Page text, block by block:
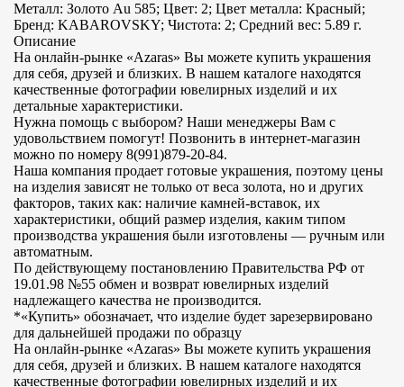
Металл: Золото Au 585; Цвет: 2; Цвет металла: Красный;
Бренд: KABAROVSKY; Чистота: 2; Средний вес: 5.89 г.
Описание
На онлайн-рынке «Azaras» Вы можете купить украшения
для себя, друзей и близких. В нашем каталоге находятся
качественные фотографии ювелирных изделий и их
детальные характеристики.
Нужна помощь с выбором? Наши менеджеры Вам с
удовольствием помогут! Позвонить в интернет-магазин
можно по номеру 8(991)879-20-84.
Наша компания продает готовые украшения, поэтому цены
на изделия зависят не только от веса золота, но и других
факторов, таких как: наличие камней-вставок, их
характеристики, общий размер изделия, каким типом
производства украшения были изготовлены — ручным или
автоматным.
По действующему постановлению Правительства РФ от
19.01.98 №55 обмен и возврат ювелирных изделий
надлежащего качества не производится.
*«Купить» обозначает, что изделие будет зарезервировано
для дальнейшей продажи по образцу
На онлайн-рынке «Azaras» Вы можете купить украшения
для себя, друзей и близких. В нашем каталоге находятся
качественные фотографии ювелирных изделий и их